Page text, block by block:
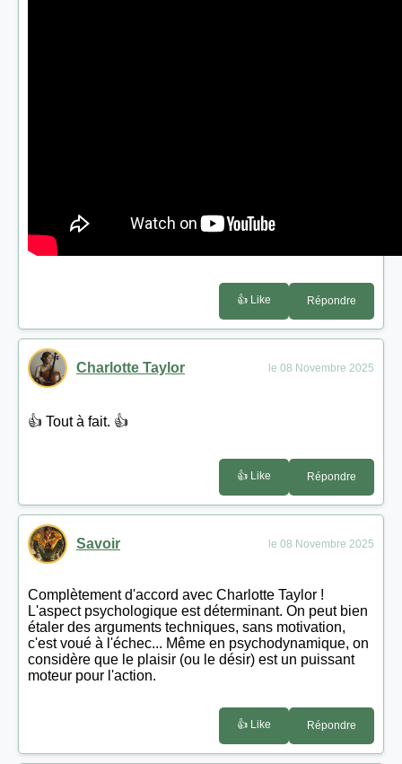
👍 Like Répondre
Charlotte Taylor le 08 Novembre 2025
👍 Tout à fait. 👍
👍 Like Répondre
Savoir le 08 Novembre 2025
Complètement d'accord avec Charlotte Taylor !
L'aspect psychologique est déterminant. On peut bien
étaler des arguments techniques, sans motivation,
c'est voué à l'échec... Même en psychodynamique, on
considère que le plaisir (ou le désir) est un puissant
moteur pour l'action.
👍 Like Répondre